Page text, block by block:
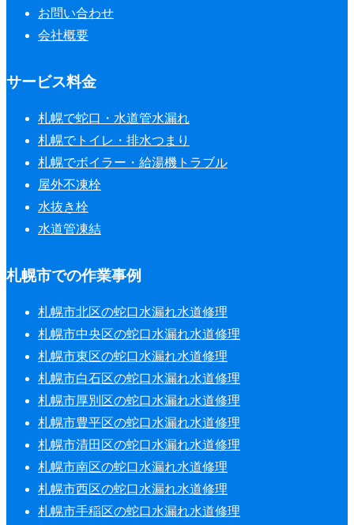
お問い合わせ
会社概要
サービス料金
札幌で蛇口・水道管水漏れ
札幌でトイレ・排水つまり
札幌でボイラー・給湯機トラブル
屋外不凍栓
水抜き栓
水道管凍結
札幌市での作業事例
札幌市北区の蛇口水漏れ水道修理
札幌市中央区の蛇口水漏れ水道修理
札幌市東区の蛇口水漏れ水道修理
札幌市白石区の蛇口水漏れ水道修理
札幌市厚別区の蛇口水漏れ水道修理
札幌市豊平区の蛇口水漏れ水道修理
札幌市清田区の蛇口水漏れ水道修理
札幌市南区の蛇口水漏れ水道修理
札幌市西区の蛇口水漏れ水道修理
札幌市手稲区の蛇口水漏れ水道修理